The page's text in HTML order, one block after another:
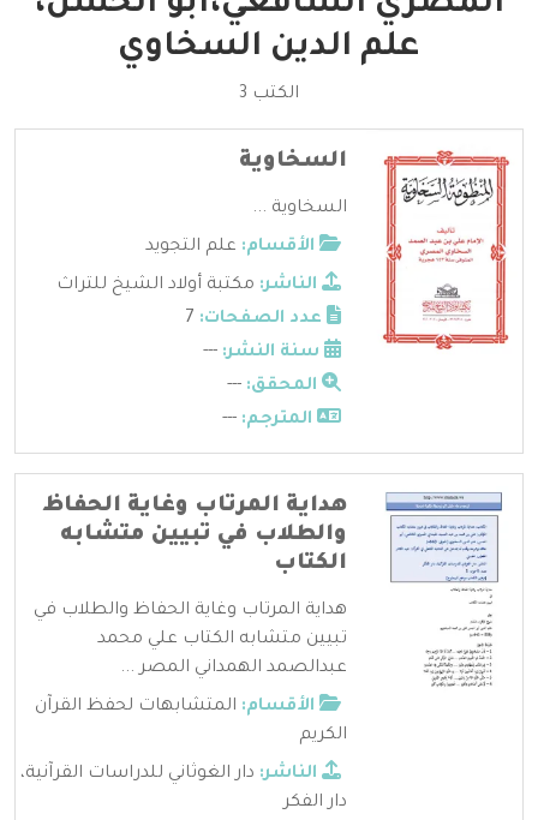
علم الدين السخاوي
الكتب 3
السخاوية
السخاوية ...
الأقسام: علم التجويد
الناشر: مكتبة أولاد الشيخ للتراث
عدد الصفحات:
سنة النشر: ---
المحقق: ---
المترجم: ---
هداية المرتاب وغاية الحفاظ
والطلاب في تبيين متشابه
الكتاب
هداية المرتاب وغاية الحفاظ والطلاب في
تبيين متشابه الكتاب علي محمد
عبدالصمد الهمداني المصر ...
الأقسام: المتشابهات لحفظ القرآن
الكريم
الناشر: دار الغوثاني للدراسات القرآنية،
دار الفكر